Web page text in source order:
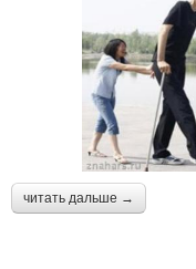
читать дальше →